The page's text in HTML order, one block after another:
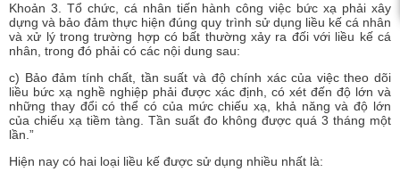
Khoản 3. Tổ chức, cá nhân tiến hành công việc bức xạ phải xây
dựng và bảo đảm thực hiện đúng quy trình sử dụng liều kế cá nhân
và xử lý trong trường hợp có bất thường xảy ra đối với liều kế cá
nhân, trong đó phải có các nội dung sau:
c) Bảo đảm tính chất, tần suất và độ chính xác của việc theo dõi
liều bức xạ nghề nghiệp phải được xác định, có xét đến độ lớn và
những thay đổi có thể có của mức chiếu xạ, khả năng và độ lớn
của chiếu xạ tiềm tàng. Tần suất đo không được quá 3 tháng một
lần.”
Hiện nay có hai loại liều kế được sử dụng nhiều nhất là: